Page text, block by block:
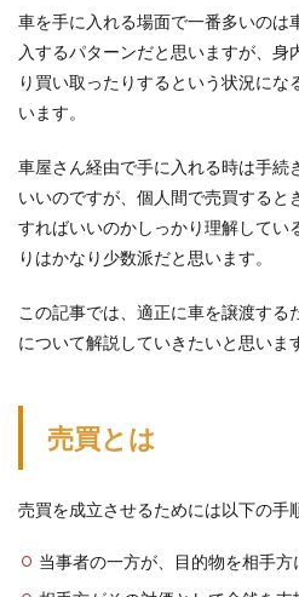
車を手に入れる場面で一番多いのは
入するパターンだと思いますが、身
り買い取ったりするという状況にな
います。
車屋さん経由で手に入れる時は手続
いいのですが、個人間で売買すると
すればいいのかしっかり理解してい
りはかなり少数派だと思います。
この記事では、適正に車を譲渡する
について解説していきたいと思いま
売買とは
売買を成立させるためには以下の手
当事者の一方が、目的物を相手